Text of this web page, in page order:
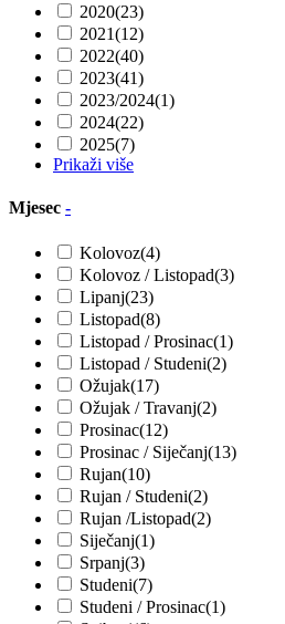
2020(23)
2021(12)
2022(40)
2023(41)
2023/2024(1)
2024(22)
2025(7)
Prikaži više
Mjesec -
Kolovoz(4)
Kolovoz / Listopad(3)
Lipanj(23)
Listopad(8)
Listopad / Prosinac(1)
Listopad / Studeni(2)
Ožujak(17)
Ožujak / Travanj(2)
Prosinac(12)
Prosinac / Siječanj(13)
Rujan(10)
Rujan / Studeni(2)
Rujan /Listopad(2)
Siječanj(1)
Srpanj(3)
Studeni(7)
Studeni / Prosinac(1)